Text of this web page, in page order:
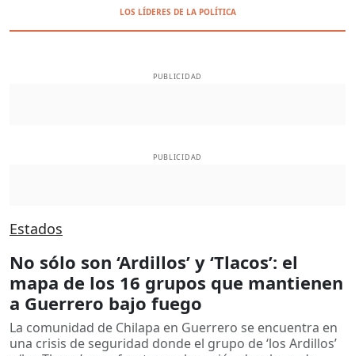
LOS LÍDERES DE LA POLÍTICA
PUBLICIDAD
PUBLICIDAD
Estados
No sólo son ‘Ardillos’ y ‘Tlacos’: el
mapa de los 16 grupos que mantienen
a Guerrero bajo fuego
La comunidad de Chilapa en Guerrero se encuentra en
una crisis de seguridad donde el grupo de ‘los Ardillos’